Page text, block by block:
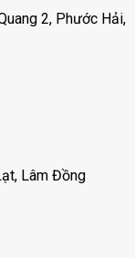
2, Phước Hải,
Lâm Đồng